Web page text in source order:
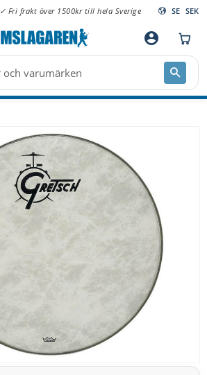
✓ Fri frakt över 1500kr till hela Sverige SE SEK
account_circle